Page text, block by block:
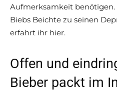
Aufmerksamkeit benötigen.
Biebs Beichte zu seinen
erfahrt ihr hier.
Offen und
Bieber packt im